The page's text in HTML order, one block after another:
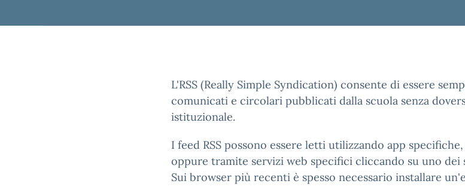
L'RSS (Really Simple Syndication) consente di essere
comunicati e circolari pubblicati dalla scuola senza
istituzionale.
I feed RSS possono essere letti utilizzando app
oppure tramite servizi web specifici cliccando su uno
Sui browser più recenti è spesso necessario installare